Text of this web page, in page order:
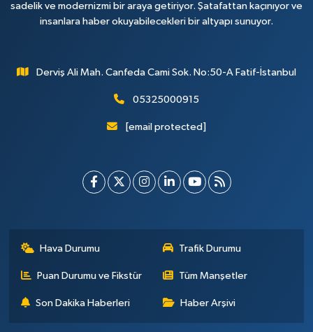
sadelik ve modernizmi bir araya getiriyor. Şatafattan kaçınıyor ve
insanlara haber okuyabilecekleri bir altyapı sunuyor.
Derviş Ali Mah. Canfeda Cami Sok. No:50-A Fatif-İstanbul
05325000915
[email protected]
Hava Durumu Trafik Durumu
Puan Durumu ve Fikstür Tüm Manşetler
Son Dakika Haberleri Haber Arşivi